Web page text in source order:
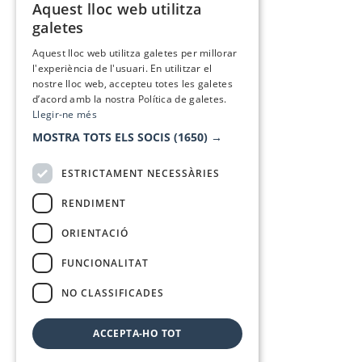
Aquest lloc web utilitza
galetes
Aquest lloc web utilitza galetes per millorar
l'experiència de l'usuari. En utilitzar el
nostre lloc web, accepteu totes les galetes
d’acord amb la nostra Política de galetes.
Llegir-ne més
MOSTRA TOTS ELS SOCIS (1650) →
ESTRICTAMENT NECESSÀRIES
RENDIMENT
ORIENTACIÓ
FUNCIONALITAT
NO CLASSIFICADES
ACCEPTA-HO TOT